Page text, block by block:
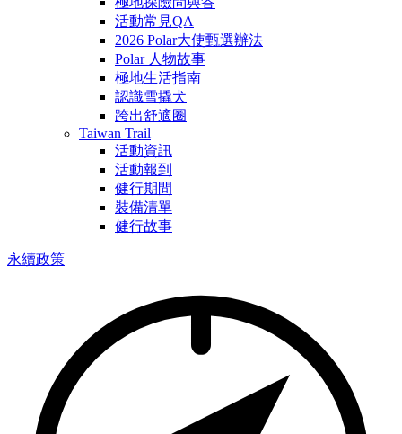
活動常見QA
2026 Polar大使甄選辦法
Polar 人物故事
極地生活指南
認識雪撬犬
跨出舒適圈
Taiwan Trail
活動資訊
活動報到
健行期間
裝備清單
健行故事
永續政策